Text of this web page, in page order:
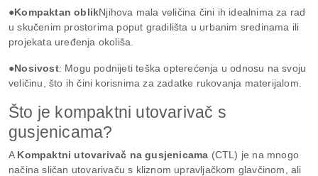
●Kompaktan oblikNjihova mala veličina čini ih idealnima za rad
u skučenim prostorima poput gradilišta u urbanim sredinama ili
projekata uređenja okoliša.
●Nosivost: Mogu podnijeti teška opterećenja u odnosu na svoju
veličinu, što ih čini korisnima za zadatke rukovanja materijalom.
Što je kompaktni utovarivač s
gusjenicama?
A Kompaktni utovarivač na gusjenicama (CTL) je na mnogo
načina sličan utovarivaču s kliznom upravljačkom glavčinom, ali